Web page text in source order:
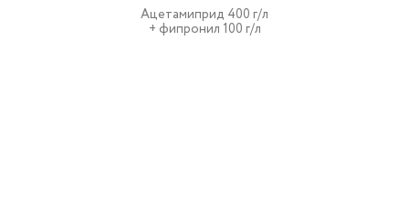
Ацетамиприд 400 г/л
+ фипронил 100 г/л